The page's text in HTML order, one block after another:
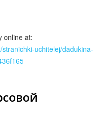
online at:
uchitelej/dadukina-